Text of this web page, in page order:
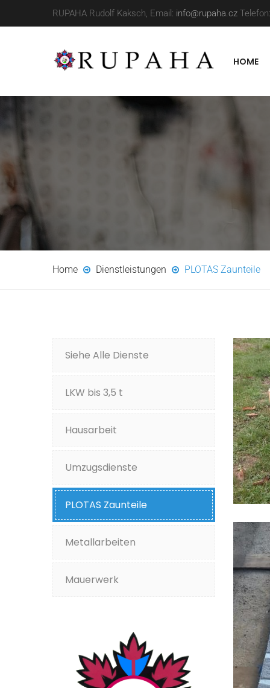
RUPAHA Rudolf Kaksch, Email: info@rupaha.cz
HOME
Home Dienstleistungen PLOTAS Zaunteile
Siehe Alle Dienste
LKW bis 3,5 t
Hausarbeit
Umzugsdienste
PLOTAS Zaunteile
Metallarbeiten
Mauerwerk